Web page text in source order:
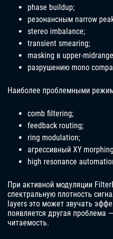
phase buildup;
резонансным narrow
stereo imbalance;
transient smearing;
masking в upper-
разрушению mono
Наиболее проблемными
comb filtering;
feedback routing;
ring modulation;
агрессивный XY
high resonance
При активной модуляции
спектральную плотность
layers это может звучать
появляется другая проблема
читаемость.